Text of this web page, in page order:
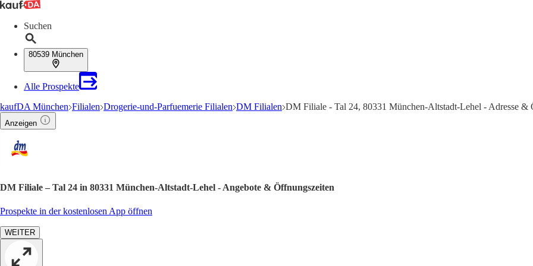
Suchen
80539 München
Alle Prospekte
kaufDA München Filialen Drogerie-und-Parfuemerie Filialen DM Filialen DM Filiale - Tal 24, 80331 München-Altstadt-Lehel - Adresse &
Anzeigen
DM Filiale – Tal 24 in 80331 München-Altstadt-Lehel - Angebote & Öffnungszeiten
Prospekte in der kostenlosen App öffnen
WEITER